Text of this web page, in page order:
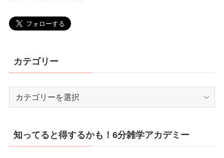
カテゴリー
リ
ー
知ってると得するかも！6分雑学アカデミー